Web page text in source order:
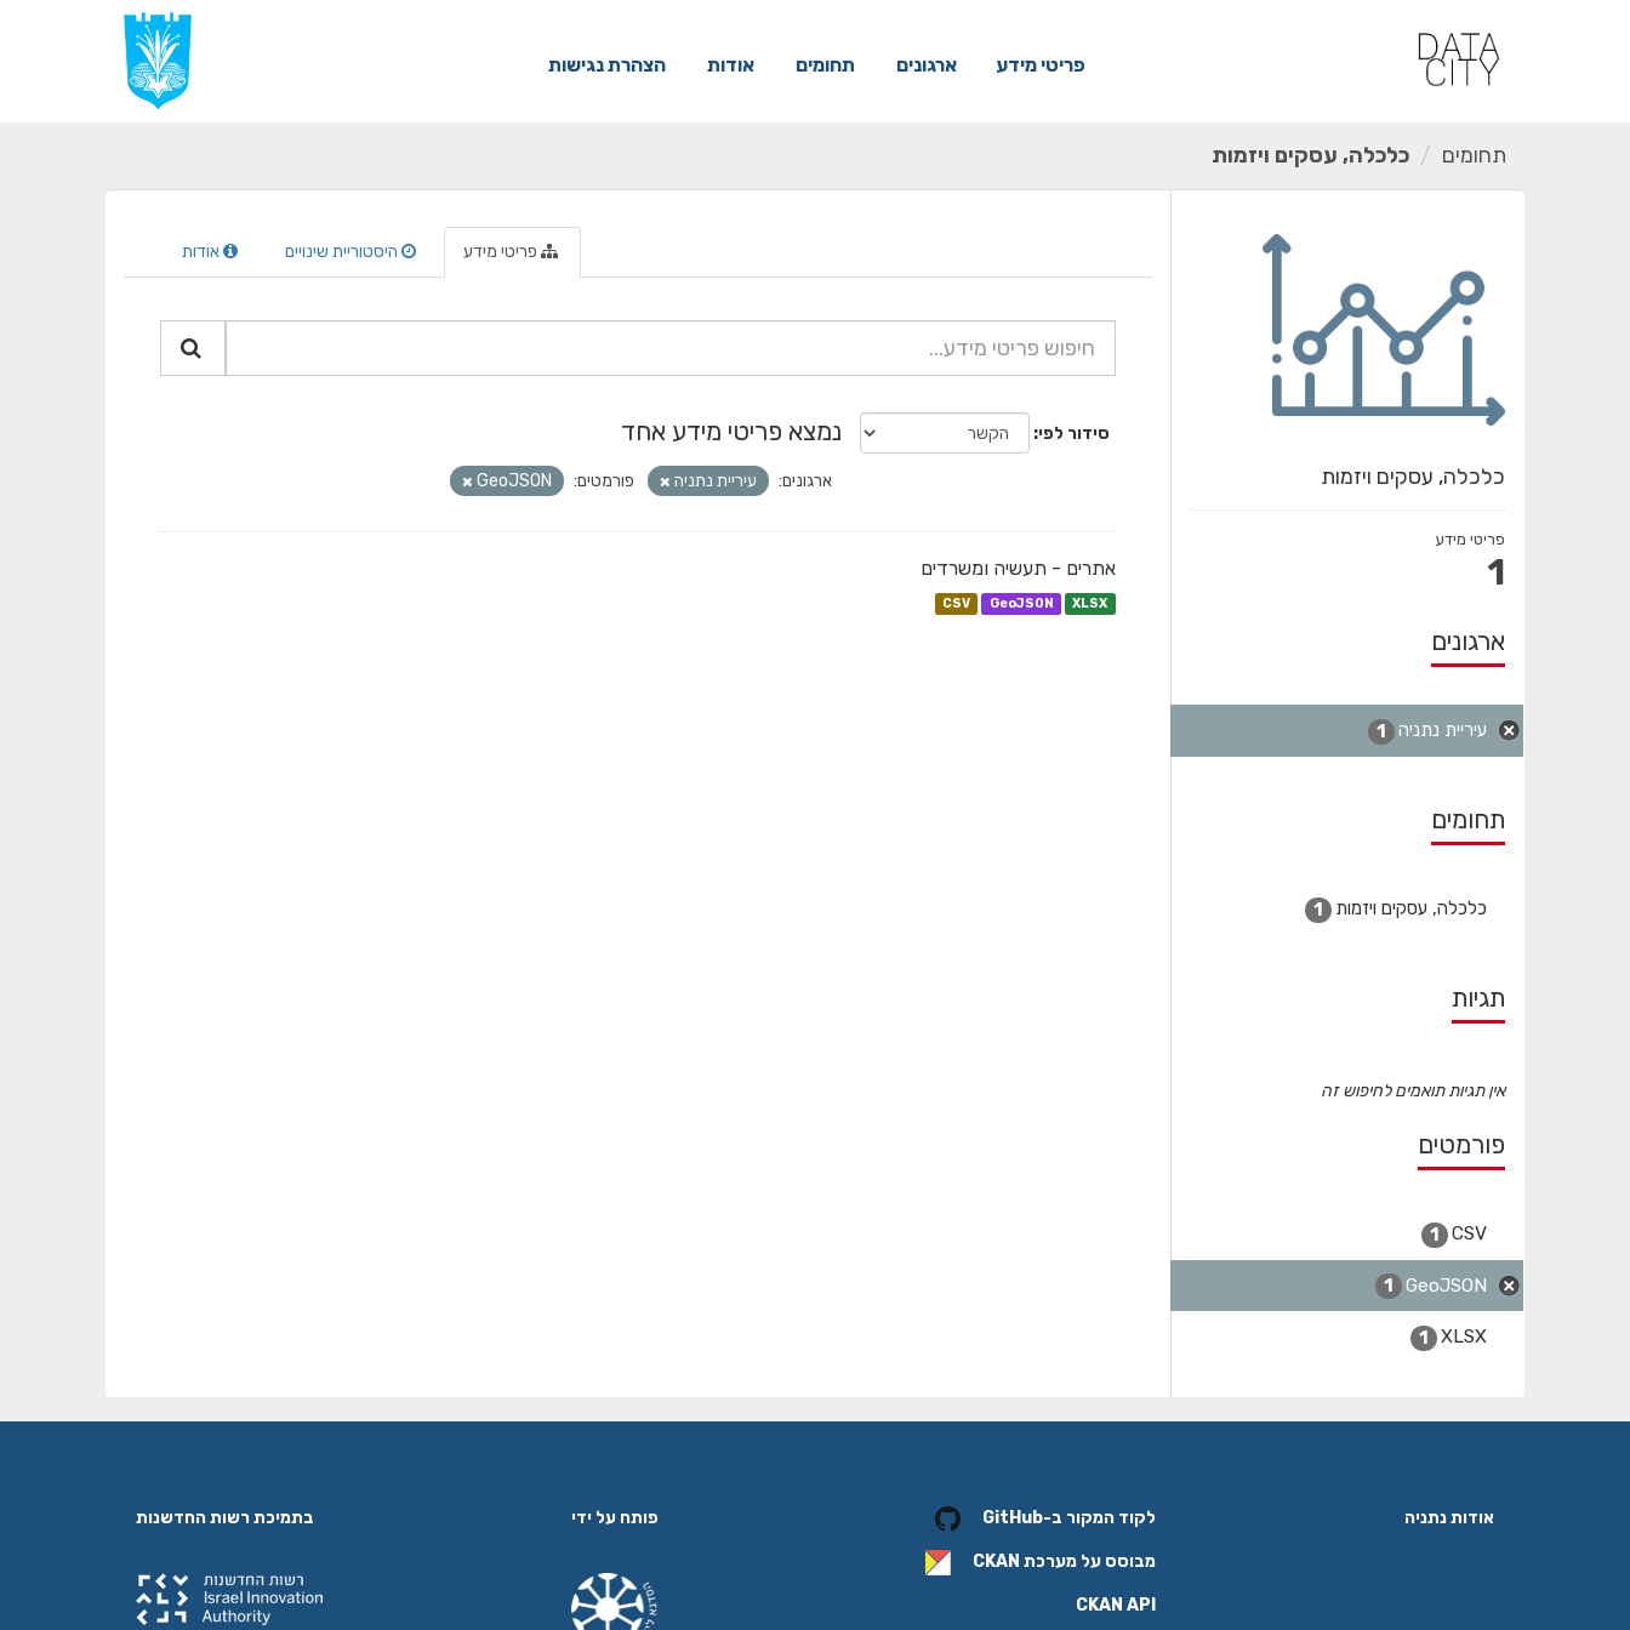
פריטי מידע ארגונים תחומים אודות הצהרת נגישות
תחומים כלכלה, עסקים ויזמות
כלכלה, עסקים ויזמות
פריטי מידע
1
ארגונים
עיריית נתניה 1
תחומים
כלכלה, עסקים ויזמות 1
תגיות
אין תגיות תואמים לחיפוש זה
פורמטים
CSV
1
GeoJSON
1
XLSX
1
פריטי מידע היסטוריית שינויים אודות
סידור לפי נמצא פריטי מידע אחד
ארגונים: עיריית נתניה פורמטים: GeoJSON
אתרים - תעשיה ומשרדים
CSV GeoJSON XLSX
אודות נתניה לקוד המקור ב-GitHub
מבוסס על מערכת CKAN
CKAN API
פותח על ידי בתמיכת רשות החדשנות